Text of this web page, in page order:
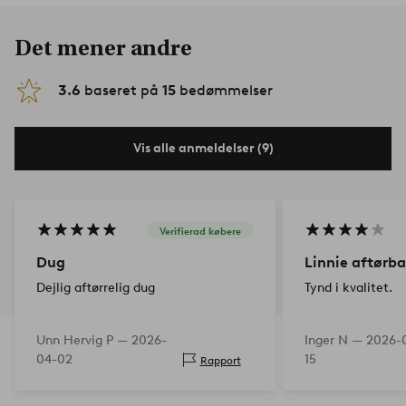
Det mener andre
3.6 baseret på 15 bedømmelser
Vis alle anmeldelser (9)
Verifierad købere
Dug
Dejlig aftørrelig dug
Unn Hervig P — 2026-
04-02
Rapport
Linnie
Tynd i kvalitet.
Inger N — 2026-
15